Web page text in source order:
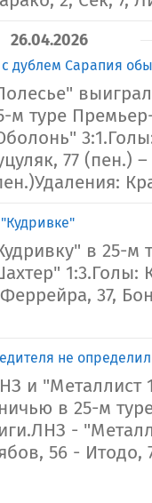
26.04.2026
дублем Сарапия
м туре
77 (пен.)
в 25-м
1:3.Голы:
37,
не
и "Металлист
в 25-м
-
56 - Итодо,